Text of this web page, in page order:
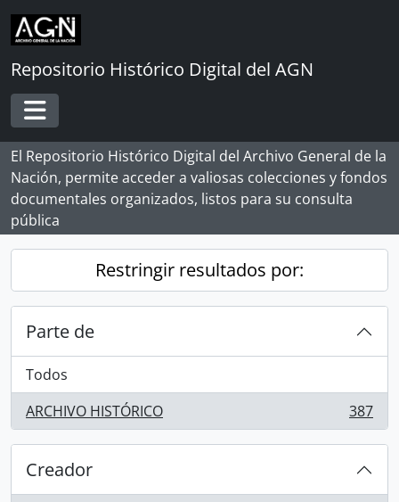
Skip to main content
Repositorio Histórico Digital del AGN
Toggle navigation
El Repositorio Histórico Digital del Archivo General de la
Nación, permite acceder a valiosas colecciones y fondos
documentales organizados, listos para su consulta
pública
Restringir resultados por:
Parte de
Todos
ARCHIVO HISTÓRICO
, 387 resultados 387
Creador